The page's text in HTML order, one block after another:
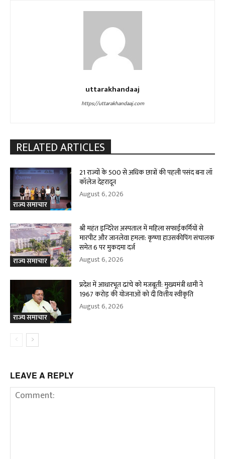
uttarakhandaaj
https://uttarakhandaaj.com
RELATED ARTICLES
राज्य समाचार
21 राज्यों के 500 से अधिक छात्रों की पहली पसंद बना लॉ
कॉलेज देहरादून
August 6, 2026
राज्य समाचार
श्री महंत इन्दिरेश अस्पताल में महिला सफाईकर्मियों से
मारपीट और जानलेवा हमला: कृष्णा हाउसकीपिंग संचालक
समेत 6 पर मुकदमा दर्ज
August 6, 2026
राज्य समाचार
प्रदेश में आधारभूत ढांचे को मजबूती: मुख्यमंत्री धामी ने
1967 करोड़ की योजनाओं को दी वित्तीय स्वीकृति
August 6, 2026
LEAVE A REPLY